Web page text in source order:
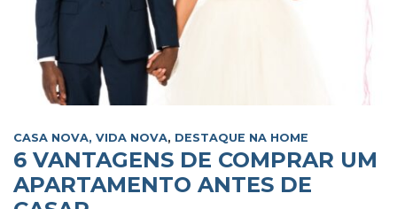
CASA NOVA, VIDA NOVA, DESTAQUE NA HOME
6 VANTAGENS DE COMPRAR UM
APARTAMENTO ANTES DE